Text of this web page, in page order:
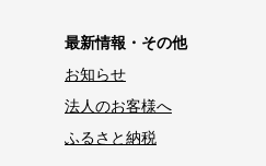
最新情報・その他
お知らせ
法人のお客様へ
ふるさと納税